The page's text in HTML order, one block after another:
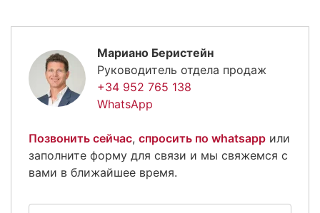
Мариано Беристейн
Руководитель отдела продаж
+34 952 765 138
WhatsApp
Позвонить сейчас, спросить по whatsapp или
заполните форму для связи и мы свяжемся с
вами в ближайшее время.